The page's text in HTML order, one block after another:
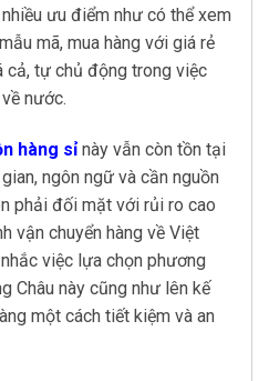
ưu điểm như có thể xem
mã, mua hàng với giá rẻ
tự chủ động trong việc
nước.
hàng sỉnày vẫn còn tồn tại
ngôn ngữ và cần nguồn
phải đối mặt với rủi ro cao
vận chuyển hàng về Việt
việc lựa chọn phương
Châu này cũng như lên kế
một cách tiết kiệm và an